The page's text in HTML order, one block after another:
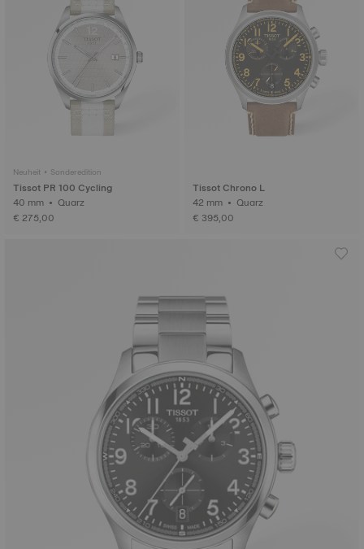
Neuheit • Sonderedition
Tissot PR 100 Cycling
40 mm • Quarz
€ 275,00
Tissot Chrono L
42 mm • Quarz
€ 395,00